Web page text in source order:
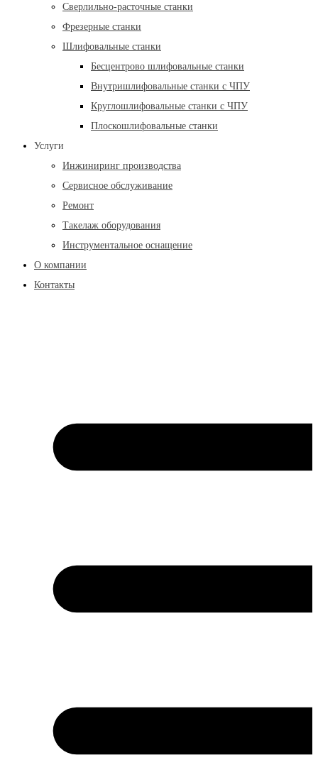
Сверлильно-расточные станки
Фрезерные станки
Шлифовальные станки
Бесцентрово шлифовальные станки
Внутришлифовальные станки с ЧПУ
Круглошлифовальные станки с ЧПУ
Плоскошлифовальные станки
Услуги
Инжиниринг производства
Сервисное обслуживание
Ремонт
Такелаж оборудования
Инструментальное оснащение
О компании
Контакты